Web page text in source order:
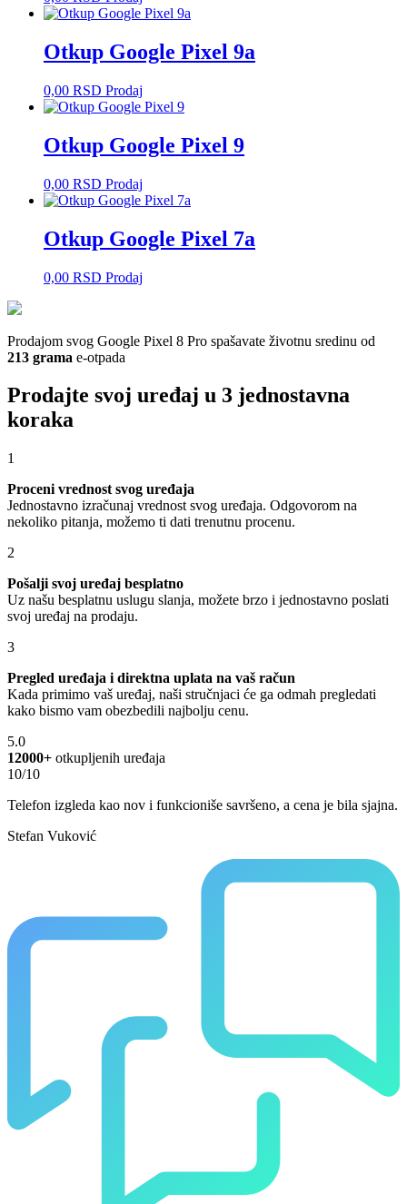
Otkup Google Pixel 9a
0,00 RSD Prodaj
Otkup Google Pixel 9
0,00 RSD Prodaj
Otkup Google Pixel 7a
0,00 RSD Prodaj
Prodajom svog Google Pixel 8 Pro spašavate životnu sredinu od
213 grama e-otpada
Prodajte svoj uređaj u 3 jednostavna
koraka
1
Proceni vrednost svog uređaja
Jednostavno izračunaj vrednost svog uređaja. Odgovorom na
nekoliko pitanja, možemo ti dati trenutnu procenu.
2
Pošalji svoj uređaj besplatno
Uz našu besplatnu uslugu slanja, možete brzo i jednostavno poslati
svoj uređaj na prodaju.
3
Pregled uređaja i direktna uplata na vaš račun
Kada primimo vaš uređaj, naši stručnjaci će ga odmah pregledati
kako bismo vam obezbedili najbolju cenu.
5.0
12000+ otkupljenih uređaja
10/10
Telefon izgleda kao nov i funkcioniše savršeno, a cena je bila sjajna.
Stefan Vuković